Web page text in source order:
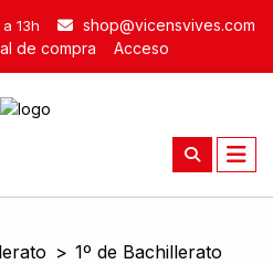
13h
shop@vicensvives.com
de compra
Acceso
> 1º de Bachillerato